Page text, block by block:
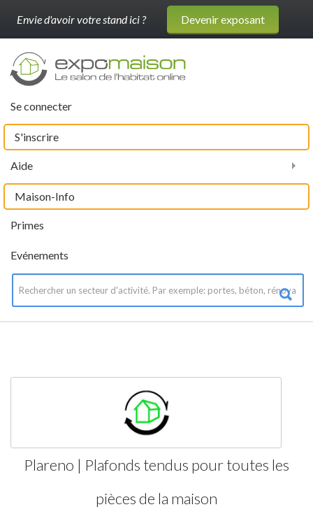
Envie d'avoir votre stand ici ? Devenir exposant
Se connecter
S'inscrire
Aide
Evénements
Primes
Maison-Info
Plareno | Plafonds tendus pour toutes les
pièces de la maison